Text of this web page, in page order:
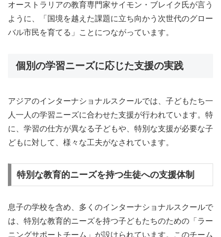
オーストラリアの教育専門家サイモン・ブレイク氏が言う
ように、「国境を越えた課題に立ち向かう次世代のグロー
バル市民を育てる」ことにつながっています。
個別の学習ニーズに応じた支援の実践
アジアのインターナショナルスクールでは、子どもたち一
人一人の学習ニーズに合わせた支援が行われています。特
に、学習の仕方が異なる子どもや、特別な支援が必要な子
どもに対して、様々な工夫がなされています。
特別な教育的ニーズを持つ生徒への支援体制
息子の学校を含め、多くのインターナショナルスクールで
は、特別な教育的ニーズを持つ子どもたちのための「ラー
ニングサポートチーム」が設けられています。このチーム